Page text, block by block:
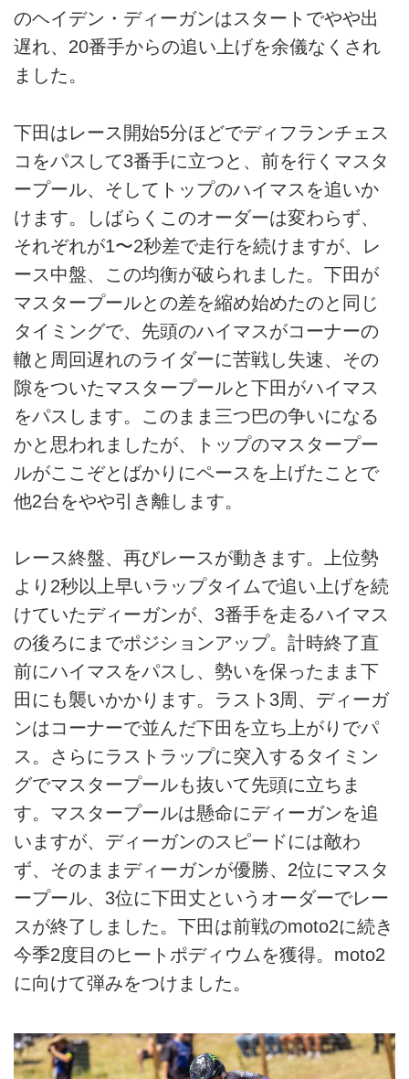
のヘイデン・ディーガンはスタートでやや出
遅れ、20番手からの追い上げを余儀なくされ
ました。
下田はレース開始5分ほどでディフランチェス
コをパスして3番手に立つと、前を行くマスタ
ープール、そしてトップのハイマスを追いか
けます。しばらくこのオーダーは変わらず、
それぞれが1〜2秒差で走行を続けますが、レ
ース中盤、この均衡が破られました。下田が
マスタープールとの差を縮め始めたのと同じ
タイミングで、先頭のハイマスがコーナーの
轍と周回遅れのライダーに苦戦し失速、その
隙をついたマスタープールと下田がハイマス
をパスします。このまま三つ巴の争いになる
かと思われましたが、トップのマスタープー
ルがここぞとばかりにペースを上げたことで
他2台をやや引き離します。
レース終盤、再びレースが動きます。上位勢
より2秒以上早いラップタイムで追い上げを続
けていたディーガンが、3番手を走るハイマス
の後ろにまでポジションアップ。計時終了直
前にハイマスをパスし、勢いを保ったまま下
田にも襲いかかります。ラスト3周、ディーガ
ンはコーナーで並んだ下田を立ち上がりでパ
ス。さらにラストラップに突入するタイミン
グでマスタープールも抜いて先頭に立ちま
す。マスタープールは懸命にディーガンを追
いますが、ディーガンのスピードには敵わ
ず、そのままディーガンが優勝、2位にマスタ
ープール、3位に下田丈というオーダーでレー
スが終了しました。下田は前戦のmoto2に続き
今季2度目のヒートポディウムを獲得。moto2
に向けて弾みをつけました。